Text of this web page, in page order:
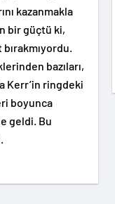
kazanmakla
bir güçtü ki,
bazıları,
Kerr’in ringdeki
boyunca
geldi. Bu